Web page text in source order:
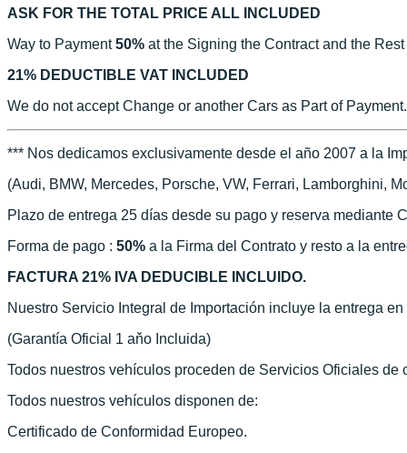
ASK FOR THE TOTAL PRICE ALL INCLUDED
Way to Payment50% at the Signing the Contract and the
21% DEDUCTIBLE VAT INCLUDED
We do not accept Change or another Cars as Part of Payment.
*** Nos dedicamos exclusivamente desde el año 2007 a la
(Audi, BMW, Mercedes, Porsche, VW, Ferrari, Lamborghini,
Plazo de entrega 25 días desde su pago y reserva mediante
Forma de pago : 50% a la Firma del Contrato y resto a la
FACTURA 21% IVA DEDUCIBLE INCLUIDO.
Nuestro Servicio Integral de Importación incluye la entrega
(Garantía Oficial 1 aňo Incluida)
Todos nuestros vehículos proceden de Servicios Oficiales
Todos nuestros vehículos disponen de:
Certificado de Conformidad Europeo.